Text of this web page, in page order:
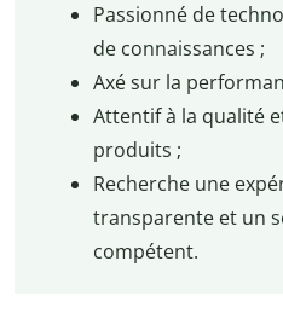
Passionné de
de connaissances ;
Axé sur la
Attentif à la qualité
produits ;
Recherche une
transparente et un
compétent.